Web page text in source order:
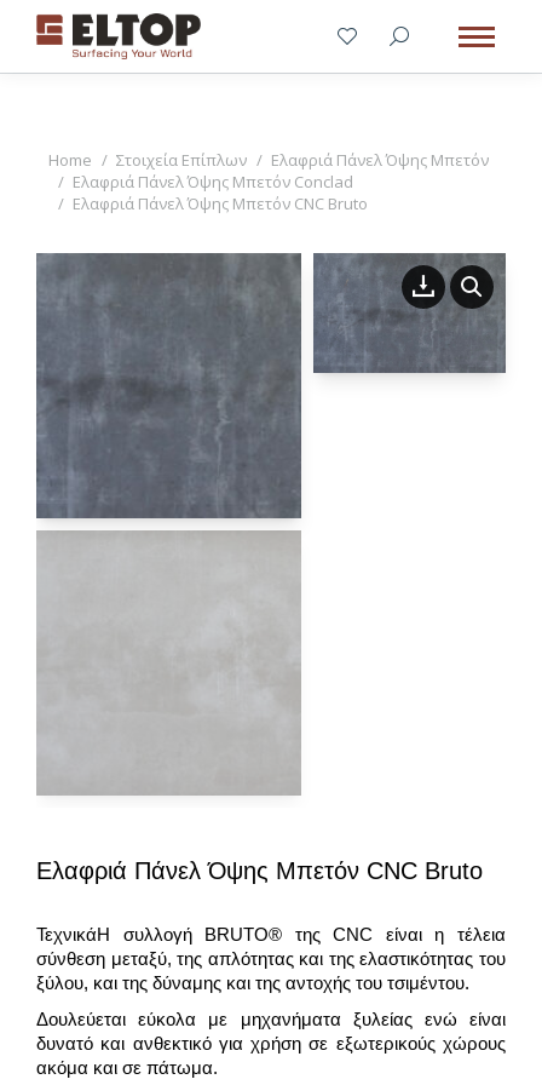
You are here:
Home Στοιχεία Επίπλων
Ελαφριά Πάνελ Όψης Μπετόν
Ελαφριά Πάνελ Όψης Μπετόν Conclad
Ελαφριά Πάνελ Όψης Μπετόν CNC Bruto
Ελαφριά Πάνελ Όψης Μπετόν CNC Bruto
ΤεχνικάΗ συλλογή BRUTO® της CNC είναι η τέλεια
σύνθεση μεταξύ, της απλότητας και της ελαστικότητας του
ξύλου, και της δύναμης και της αντοχής του τσιμέντου.
Δουλεύεται εύκολα με μηχανήματα ξυλείας ενώ είναι
δυνατό και ανθεκτικό για χρήση σε εξωτερικούς χώρους
ακόμα και σε πάτωμα.